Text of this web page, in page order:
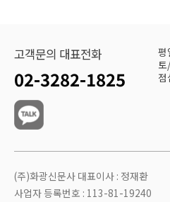
고객문의 대표전화
02-3282-1825
평
(주)화광신문사 대표이사 : 정재환
사업자 등록번호 : 113-81-19240